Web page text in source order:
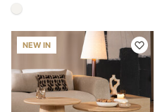
#f5f3ef
NEW IN